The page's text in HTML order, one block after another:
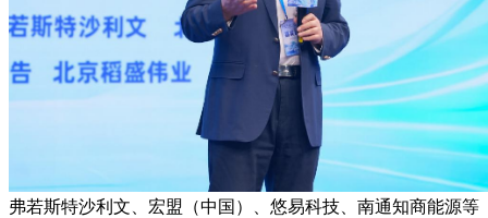
弗若斯特沙利文、宏盟（中国）、悠易科技、南通知商能源等